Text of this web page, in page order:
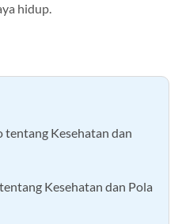
hidup.
Kesehatan dan
Kesehatan dan Pola